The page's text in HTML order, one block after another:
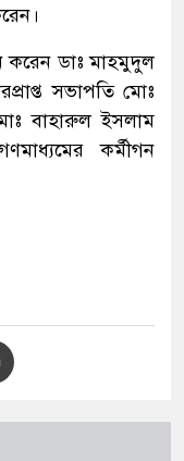
করেন ডাঃ মাহমুদুল
সভাপতি মোঃ
বাহারুল ইসলাম
কর্মীগন